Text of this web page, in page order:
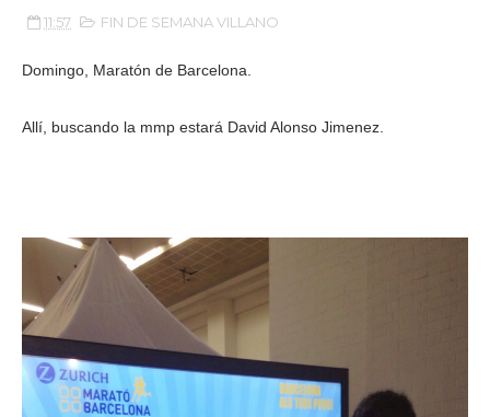
11:57 FIN DE SEMANA VILLANO
Domingo, Maratón de Barcelona.
Allí, buscando la mmp estará David Alonso Jimenez.